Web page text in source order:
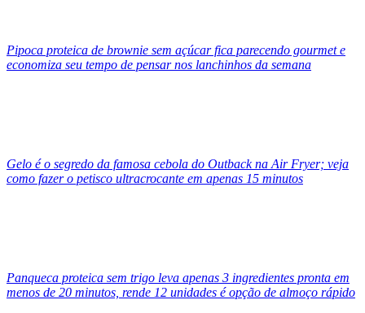
Pipoca proteica de brownie sem açúcar fica parecendo gourmet e
economiza seu tempo de pensar nos lanchinhos da semana
Gelo é o segredo da famosa cebola do Outback na Air Fryer; veja
como fazer o petisco ultracrocante em apenas 15 minutos
Panqueca proteica sem trigo leva apenas 3 ingredientes pronta em
menos de 20 minutos, rende 12 unidades é opção de almoço rápido